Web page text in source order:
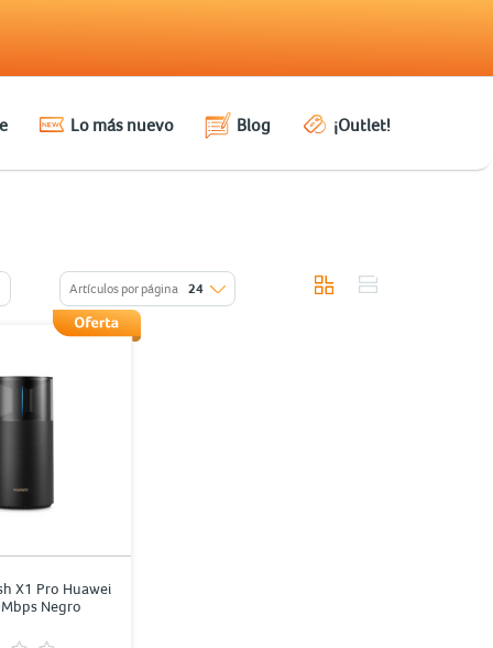
Lo más nuevo Blog ¡Outlet!
Artículos por página 24
X1 Pro Huawei
Negro